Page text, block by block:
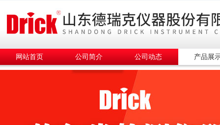
网站首页 公司简介 公司动态 产品展